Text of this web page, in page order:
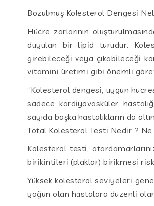
Bozulmuş Kolesterol Dengesi
Hücre zarlarının
duyulan bir lipid türüdür.
girebileceği veya çıkabileceği
vitamini üretimi gibi önemli
‘’Kolesterol dengesi, uygun
sadece kardiyovasküler
sayıda başka hastalıkların da
Total Kolesterol Testi Nedir ? Ne
Kolesterol testi,
birikintileri (plaklar) birikmesi
Yüksek kolesterol seviyeleri
yoğun olan hastalara düzenli